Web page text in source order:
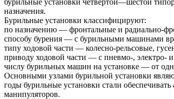
назначения.
Бурильные установки классифицируют:
по назначению — фронтальные и радиально-
способу бурения — с бурильными машинами
типу ходовой части — колесно-рельсовые,
приводу ходовой части — с пневмо-, электро-
числу бурильных машин на установке — от
Основными узлами бурильной установки
годы бурильные установки стали
манипуляторов.